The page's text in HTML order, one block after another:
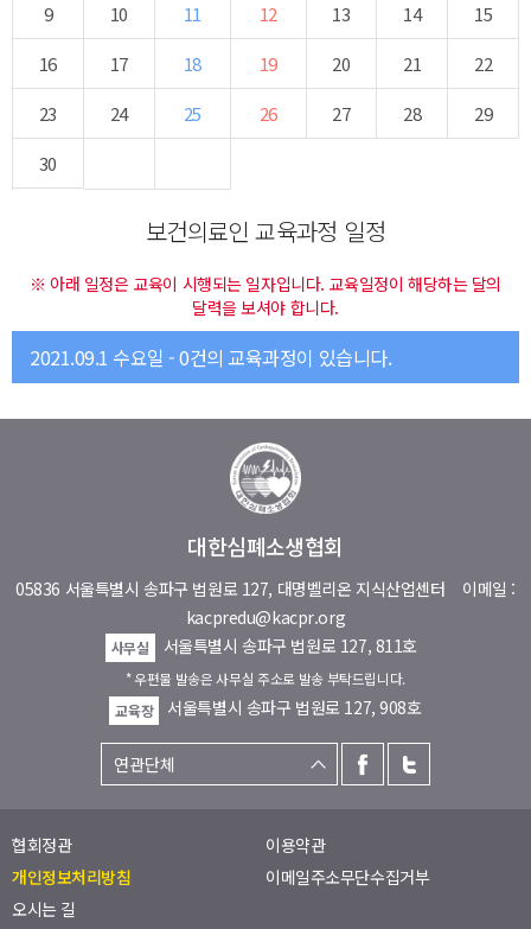
9
10 11 12 13 14
15
16
17 18 19 20 21
22
23
24 25 26 27 28
29
30
보건의료인 교육과정 일정
※ 아래 일정은 교육이 시행되는 일자입니다. 교육일정이 해당하는 달의
달력을 보셔야 합니다.
2021.09.1 수요일 - 0건의 교육과정이 있습니다.
대한심폐소생협회
05836 서울특별시 송파구 법원로 127, 대명벨리온 지식산업센터 이메일 :
kacpredu@kacpr.org
사무실 서울특별시 송파구 법원로 127, 811호
* 우편물 발송은 사무실 주소로 발송 부탁드립니다.
교육장
서울특별시 송파구 법원로 127, 908호
협회정관
이용약관
개인정보처리방침
이메일주소무단수집거부
오시는 길